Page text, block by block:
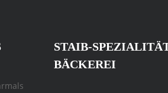
STAIB-
BÄCKEREI